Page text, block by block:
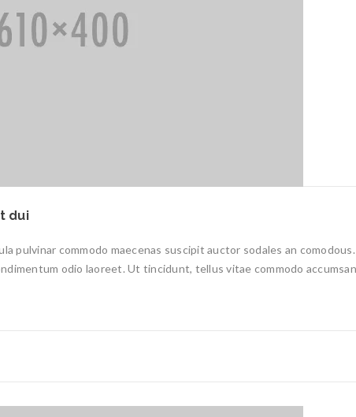
dui
pulvinar commodo maecenas suscipit auctor sodales an
odio laoreet. Ut tincidunt, tellus vitae commodo